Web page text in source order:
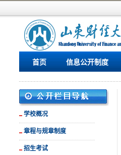
首页 信息公开制度
学校概况
章程与规章制度
招生考试